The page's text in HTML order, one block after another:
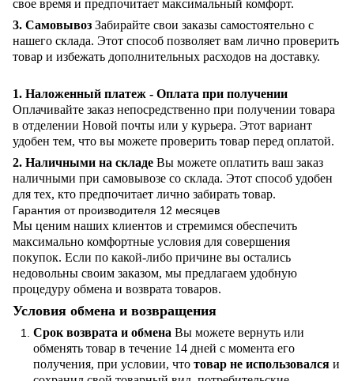
свое время и предпочитает максимальный комфорт.
3. Самовывоз Забирайте свои заказы самостоятельно с
нашего склада. Этот способ позволяет вам лично проверить
товар и избежать дополнительных расходов на доставку.
1. Наложенный платеж - Оплата при получении
Оплачивайте заказ непосредственно при получении товара
в отделении Новой почты или у курьера. Этот вариант
удобен тем, что вы можете проверить товар перед оплатой.
2. Наличными на складе Вы можете оплатить ваш заказ
наличными при самовывозе со склада. Этот способ удобен
для тех, кто предпочитает лично забирать товар.
Гарантия от производителя 12 месяцев
Мы ценим наших клиентов и стремимся обеспечить
максимально комфортные условия для совершения
покупок. Если по какой-либо причине вы остались
недовольны своим заказом, мы предлагаем удобную
процедуру обмена и возврата товаров.
Условия обмена и возвращения
Срок возврата и обмена Вы можете вернуть или
обменять товар в течение 14 дней с момента его
получения, при условии, что товар не использовался и